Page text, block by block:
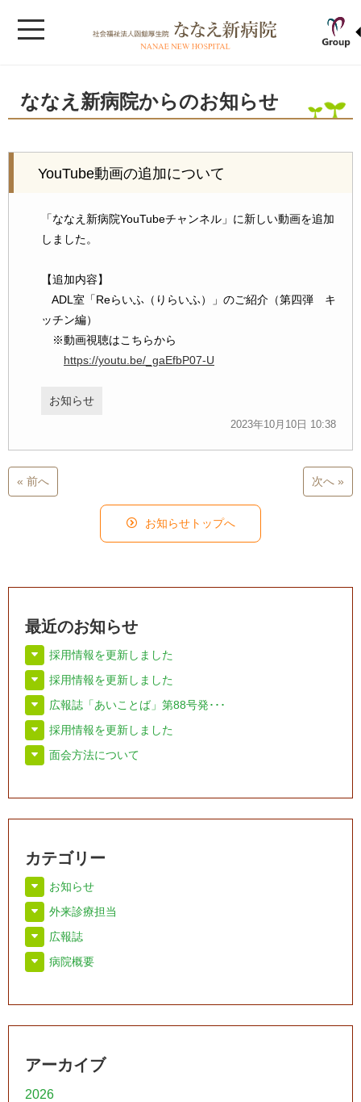
ななえ新病院からのお知らせ
YouTube動画の追加について
「ななえ新病院YouTubeチャンネル」に新しい動画を追加
しました。
【追加内容】
ADL室「Reらいふ（りらいふ）」のご紹介（第四弾 キ
ッチン編）
※動画視聴はこちらから
https://youtu.be/_gaEfbP07-U
お知らせ
2023年10月10日 10:38
« 前へ 次へ »
お知らせトップへ
最近のお知らせ
採用情報を更新しました
採用情報を更新しました
広報誌「あいことば」第88号発･･･
採用情報を更新しました
面会方法について
カテゴリー
お知らせ
外来診療担当
広報誌
病院概要
アーカイブ
2026